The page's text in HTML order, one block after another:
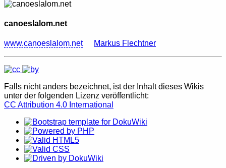
canoeslalom.net
www.canoeslalom.net Markus Flechtner
Falls nicht anders bezeichnet, ist der Inhalt dieses Wikis
unter der folgenden Lizenz veröffentlicht:
CC Attribution 4.0 International